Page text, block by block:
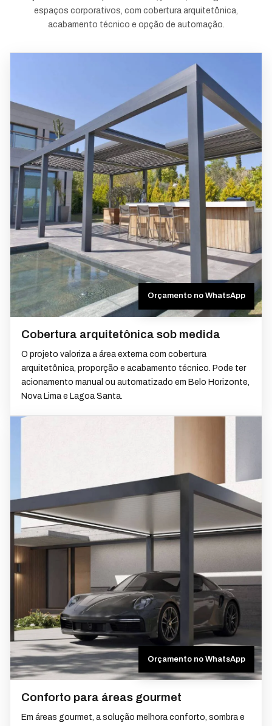
espaços corporativos, com cobertura arquitetônica,
acabamento técnico e opção de automação.
Cobertura arquitetônica sob medida
O projeto valoriza a área externa com cobertura
arquitetônica, proporção e acabamento técnico. Pode ter
acionamento manual ou automatizado em Belo Horizonte,
Nova Lima e Lagoa Santa.
Orçamento no WhatsApp
Conforto para áreas gourmet
Em áreas gourmet, a solução melhora conforto, sombra e
Orçamento no WhatsApp